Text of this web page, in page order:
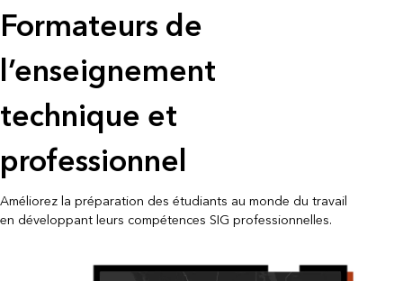
Formateurs de
l’enseignement
technique et
professionnel
Améliorez la préparation des étudiants au monde du travail
en développant leurs compétences SIG professionnelles.